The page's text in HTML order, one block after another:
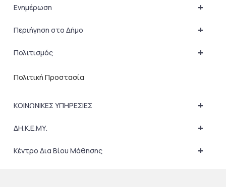
+
Ενημέρωση
+
Περιήγηση στο Δήμο
+
Πολιτισμός
Πολιτική Προστασία
+
ΚΟΙΝΩΝΙΚΕΣ ΥΠΗΡΕΣΙΕΣ
+
ΔΗ.Κ.Ε.ΜΥ.
+
Κέντρο Δια Βίου Μάθησης